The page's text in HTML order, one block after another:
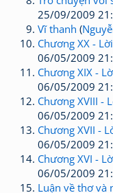
25/09/2009
Vĩ thanh (
Chương XX -
06/05/2009
Chương XIX -
06/05/2009
Chương XVIII -
06/05/2009
Chương XVII -
06/05/2009
Chương XVI -
06/05/2009
Luận về thơ và